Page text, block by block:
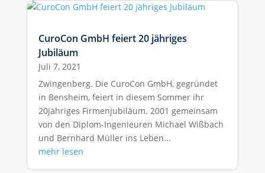
CuroCon GmbH feiert 20 jähriges
Jubiläum
Juli 7, 2021
Zwingenberg. Die CuroCon GmbH, gegründet
in Bensheim, feiert in diesem Sommer ihr
20jähriges Firmenjubiläum. 2001 gemeinsam
von den Diplom-Ingenieuren Michael Wißbach
und Bernhard Müller ins Leben...
mehr lesen